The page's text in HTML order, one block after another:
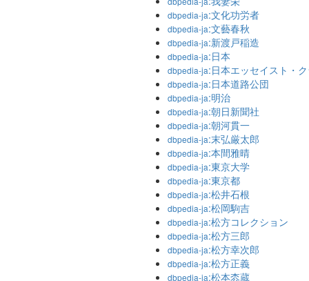
dbpedia-ja:文化功労者
dbpedia-ja:文藝春秋
dbpedia-ja:新渡戸稲造
dbpedia-ja:日本
dbpedia-ja:日本エッセイスト・
dbpedia-ja:日本道路公団
dbpedia-ja:明治
dbpedia-ja:朝日新聞社
dbpedia-ja:朝河貫一
dbpedia-ja:末弘厳太郎
dbpedia-ja:本間雅晴
dbpedia-ja:東京大学
dbpedia-ja:東京都
dbpedia-ja:松井石根
dbpedia-ja:松岡駒吉
dbpedia-ja:松方コレクション
dbpedia-ja:松方三郎
dbpedia-ja:松方幸次郎
dbpedia-ja:松方正義
dbpedia-ja:松本枩蔵